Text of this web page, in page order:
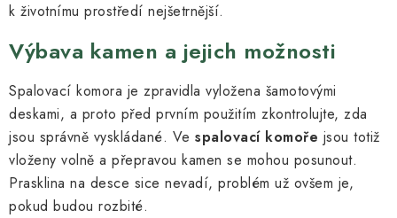
k životnímu prostředí nejšetrnější.
Výbava kamen a jejich možnosti
Spalovací komora je zpravidla vyložena šamotovými
deskami, a proto před prvním použitím zkontrolujte, zda
jsou správně vyskládané. Ve spalovací komoře jsou totiž
vloženy volně a přepravou kamen se mohou posunout.
Prasklina na desce sice nevadí, problém už ovšem je,
pokud budou rozbité.